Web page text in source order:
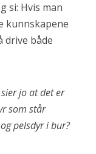
si: Hvis man
kunnskapene
drive både
jo at det er
som står
pelsdyr i bur?